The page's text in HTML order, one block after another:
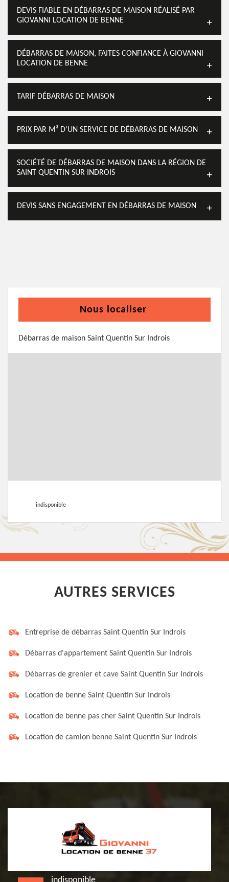
DEVIS FIABLE EN DÉBARRAS DE MAISON RÉALISÉ PAR
GIOVANNI LOCATION DE BENNE
DÉBARRAS DE MAISON, FAITES CONFIANCE À GIOVANNI
LOCATION DE BENNE
TARIF DÉBARRAS DE MAISON
PRIX PAR M³ D’UN SERVICE DE DÉBARRAS DE MAISON
SOCIÉTÉ DE DÉBARRAS DE MAISON DANS LA RÉGION DE
SAINT QUENTIN SUR INDROIS
DEVIS SANS ENGAGEMENT EN DÉBARRAS DE MAISON
Nous localiser
Débarras de maison Saint Quentin Sur Indrois
indisponible
AUTRES SERVICES
Entreprise de débarras Saint Quentin Sur Indrois
Débarras d'appartement Saint Quentin Sur Indrois
Débarras de grenier et cave Saint Quentin Sur Indrois
Location de benne Saint Quentin Sur Indrois
Location de benne pas cher Saint Quentin Sur Indrois
Location de camion benne Saint Quentin Sur Indrois